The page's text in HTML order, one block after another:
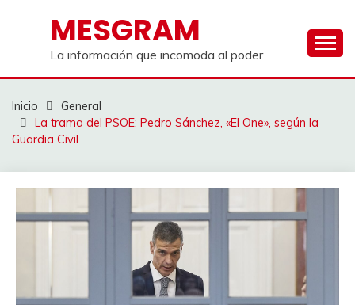
contenidoMESGRAM
La información que incomoda al poder
Inicio
General
La trama del PSOE: Pedro Sánchez, «El One», según la
Guardia Civil